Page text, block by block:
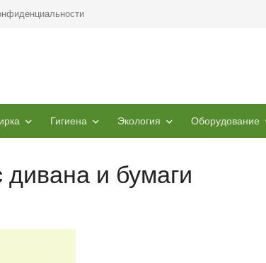
Гигиена Экология Оборудование
и бумаги